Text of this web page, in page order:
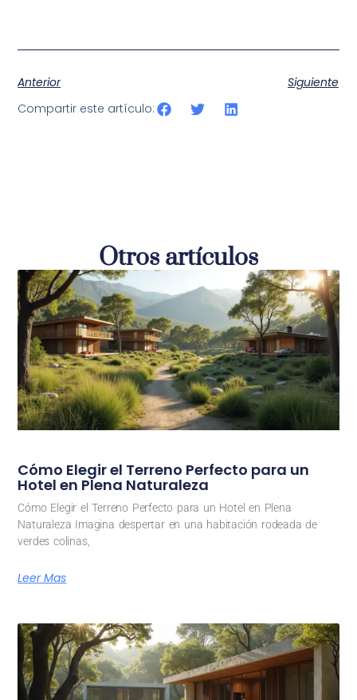
Anterior
Siguiente
Compartir este artículo:
Otros artículos
Cómo Elegir el Terreno Perfecto para un
Hotel en Plena Naturaleza
Cómo Elegir el Terreno Perfecto para un Hotel en Plena
Naturaleza Imagina despertar en una habitación rodeada de
verdes colinas,
Leer Mas